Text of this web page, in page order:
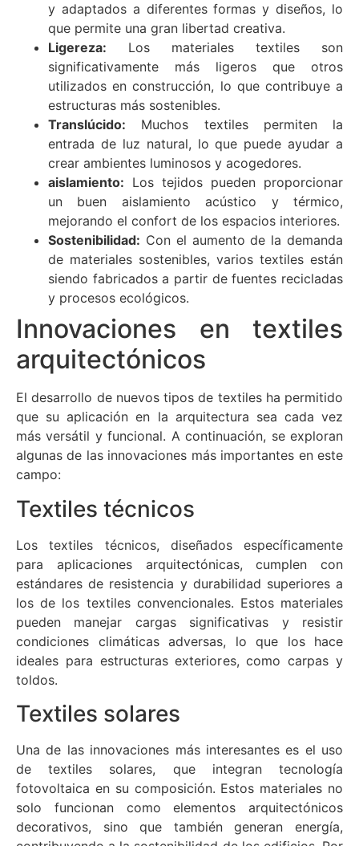
y adaptados a diferentes formas y diseños, lo
que permite una gran libertad creativa.
Ligereza: Los materiales textiles son
significativamente más ligeros que otros
utilizados en construcción, lo que contribuye a
estructuras más sostenibles.
Translúcido: Muchos textiles permiten la
entrada de luz natural, lo que puede ayudar a
crear ambientes luminosos y acogedores.
aislamiento: Los tejidos pueden proporcionar
un buen aislamiento acústico y térmico,
mejorando el confort de los espacios interiores.
Sostenibilidad: Con el aumento de la demanda
de materiales sostenibles, varios textiles están
siendo fabricados a partir de fuentes recicladas
y procesos ecológicos.
Innovaciones en textiles
arquitectónicos
El desarrollo de nuevos tipos de textiles ha permitido
que su aplicación en la arquitectura sea cada vez
más versátil y funcional. A continuación, se exploran
algunas de las innovaciones más importantes en este
campo:
Textiles técnicos
Los textiles técnicos, diseñados específicamente
para aplicaciones arquitectónicas, cumplen con
estándares de resistencia y durabilidad superiores a
los de los textiles convencionales. Estos materiales
pueden manejar cargas significativas y resistir
condiciones climáticas adversas, lo que los hace
ideales para estructuras exteriores, como carpas y
toldos.
Textiles solares
Una de las innovaciones más interesantes es el uso
de textiles solares, que integran tecnología
fotovoltaica en su composición. Estos materiales no
solo funcionan como elementos arquitectónicos
decorativos, sino que también generan energía,